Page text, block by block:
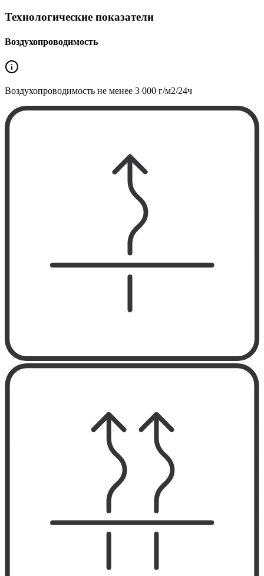
Технологические показатели
Воздухопроводимость
Воздухопроводимость не менее 3 000 г/м2/24ч